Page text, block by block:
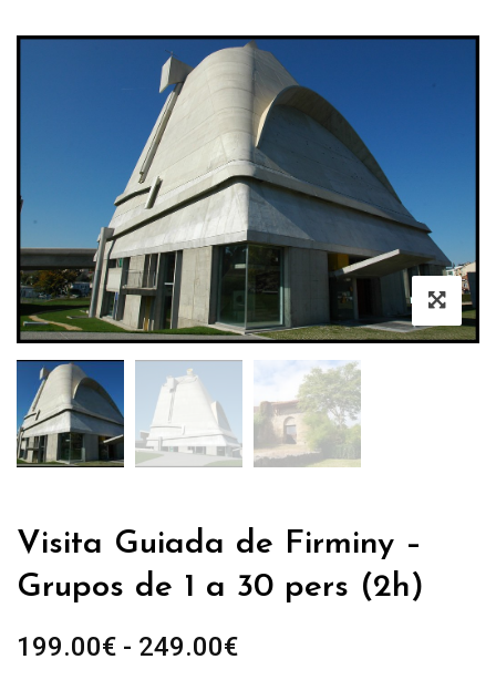
Visita Guiada de Firminy –
Grupos de 1 a 30 pers (2h)
199.00€ - 249.00€Rango